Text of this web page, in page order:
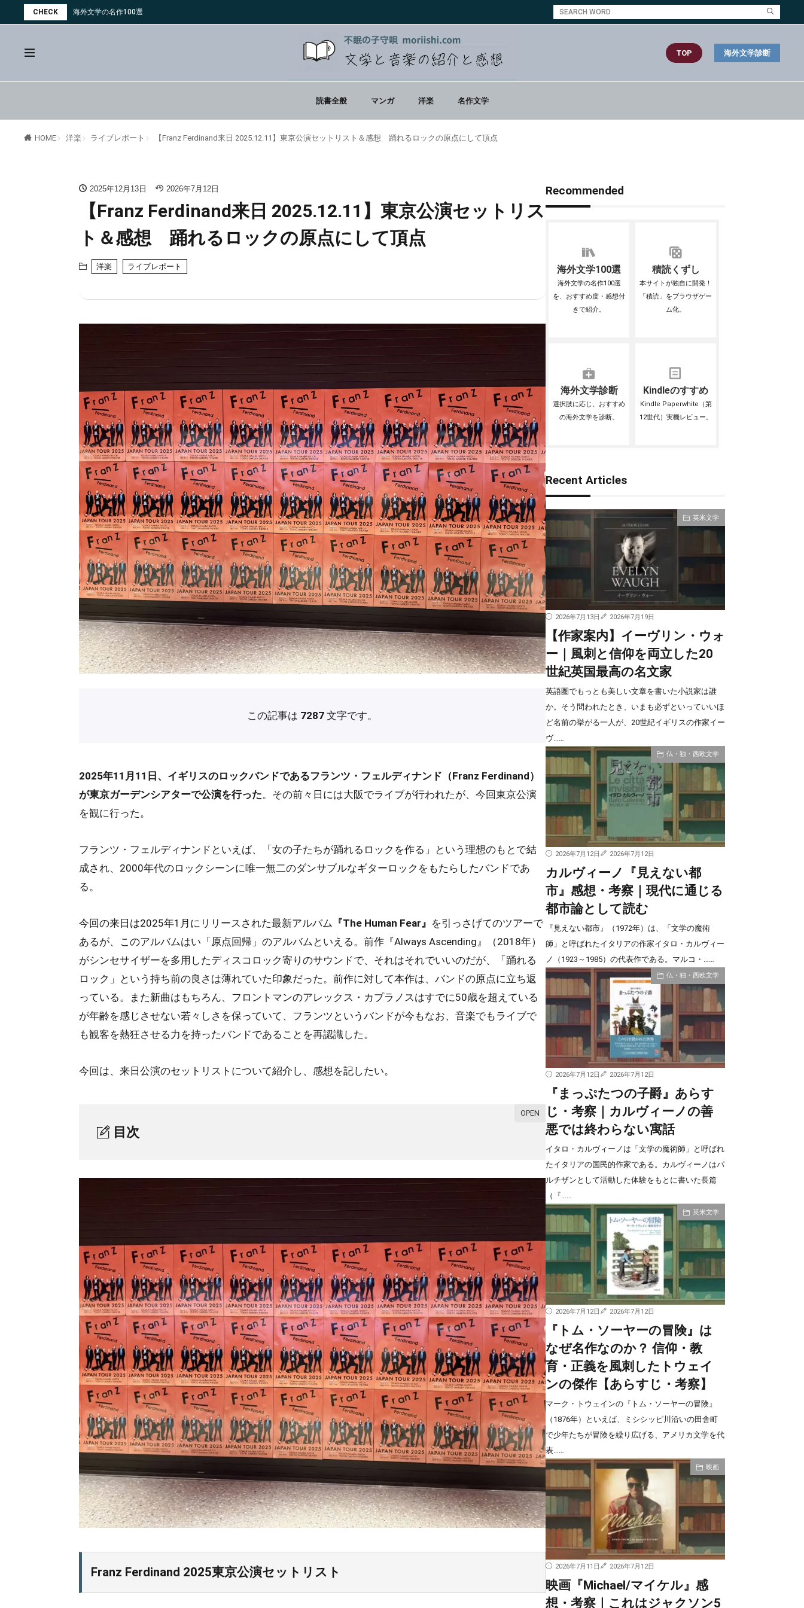
CHECK 海外文学の名作100選
TOP 海外文学診断
読書全般 マンガ 洋楽 名作文学
HOME 洋楽 ライブレポート 【Franz Ferdinand来日 2025.12.11】東京公演セットリスト＆感想 踊れるロックの原点にして頂点
2025年12月13日 2026年7月12日
【Franz Ferdinand来日 2025.12.11】東京公演セットリス
ト＆感想 踊れるロックの原点にして頂点
洋楽 ライブレポート
この記事は 7287 文字です。
2025年11月11日、イギリスのロックバンドであるフランツ・フェルディナンド（Franz Ferdinand）
が東京ガーデンシアターで公演を行った。その前々日には大阪でライブが行われたが、今回東京公演
を観に行った。
フランツ・フェルディナンドといえば、「女の子たちが踊れるロックを作る」という理想のもとで結
成され、2000年代のロックシーンに唯一無二のダンサブルなギターロックをもたらしたバンドであ
る。
今回の来日は2025年1月にリリースされた最新アルバム 『The Human Fear』 を引っさげてのツアーで
あるが、このアルバムはい「原点回帰」のアルバムといえる。前作『Always Ascending』（2018年）
がシンセサイザーを多用したディスコロック寄りのサウンドで、それはそれでいいのだが、「踊れる
ロック」という持ち前の良さは薄れていた印象だった。前作に対して本作は、バンドの原点に立ち返
っている。また新曲はもちろん、フロントマンのアレックス・カプラノスはすでに50歳を超えている
が年齢を感じさせない若々しさを保っていて、フランツというバンドが今もなお、音楽でもライブで
も観客を熱狂させる力を持ったバンドであることを再認識した。
今回は、来日公演のセットリストについて紹介し、感想を記したい。
目次
Franz Ferdinand 2025東京公演ライブレビュー
クライマックス、メインセット終了
2-4.6曲のアンコール
3.
おわりに
Franz Ferdinand 2025東京公演セットリスト
Recommended
海外文学100選
海外文学の名作100選
を、おすすめ度・感想付
きで紹介。
積読くずし
本サイトが独自に開発！
「積読」をブラウザゲー
ム化。
海外文学診断
選択肢に応じ、おすすめ
の海外文学を診断。
Kindleのすすめ
Kindle Paperwhite（第
12世代）実機レビュー。
Recent Articles
英米文学
2026年7月13日 2026年7月19日
【作家案内】イーヴリン・ウォ
ー｜風刺と信仰を両立した20
世紀英国最高の名文家
英語圏でもっとも美しい文章を書いた小説家は誰
か。そう問われたとき、いまも必ずといっていいほ
ど名前の挙がる一人が、20世紀イギリスの作家イー
ヴ……
仏・独・西欧文学
2026年7月12日 2026年7月12日
カルヴィーノ『見えない都
市』感想・考察｜現代に通じる
都市論として読む
『見えない都市』（1972年）は、「文学の魔術
師」と呼ばれたイタリアの作家イタロ・カルヴィー
ノ（1923～1985）の代表作である。マルコ・……
仏・独・西欧文学
2026年7月12日 2026年7月12日
『まっぷたつの子爵』あらす
じ・考察｜カルヴィーノの善
悪では終わらない寓話
イタロ・カルヴィーノは「文学の魔術師」と呼ばれ
たイタリアの国民的作家である。カルヴィーノはパ
ルチザンとして活動した体験をもとに書いた長篇
（『……
英米文学
2026年7月12日 2026年7月12日
『トム・ソーヤーの冒険』は
なぜ名作なのか？ 信仰・教
育・正義を風刺したトウェイ
ンの傑作【あらすじ・考察】
マーク・トウェインの『トム・ソーヤーの冒険』
（1876年）といえば、ミシシッピ川沿いの田舎町
で少年たちが冒険を繰り広げる、アメリカ文学を代
表……
映画
2026年7月11日 2026年7月12日
映画『Michael/マイケル』感
想・考察｜これはジャクソン5